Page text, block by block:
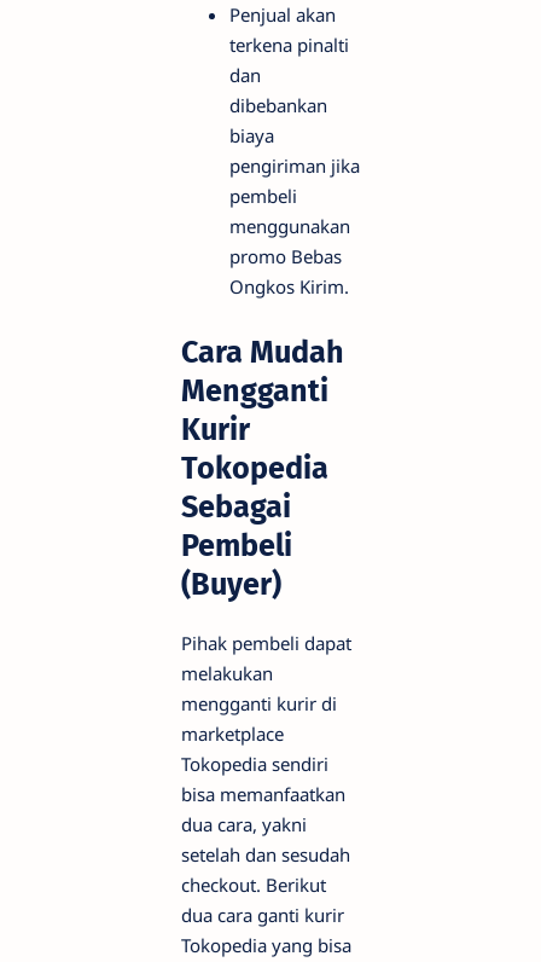
Penjual akan
terkena pinalti
dan
dibebankan
biaya
pengiriman jika
pembeli
menggunakan
promo Bebas
Ongkos Kirim.
Cara Mudah
Mengganti
Kurir
Tokopedia
Sebagai
Pembeli
(Buyer)
Pihak pembeli dapat
melakukan
mengganti kurir di
marketplace
Tokopedia sendiri
bisa memanfaatkan
dua cara, yakni
setelah dan sesudah
checkout. Berikut
dua cara ganti kurir
Tokopedia yang bisa